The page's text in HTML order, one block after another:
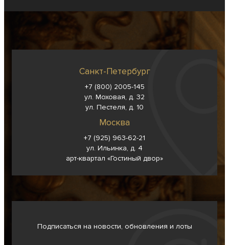
Санкт-Петербург
+7 (800) 2005-145
ул. Моховая, д. 32
ул. Пестеля, д. 10
Москва
+7 (925) 963-62-21
ул. Ильинка, д. 4
арт-квартал «Гостиный двор»
Подписаться на новости, обновления и лоты